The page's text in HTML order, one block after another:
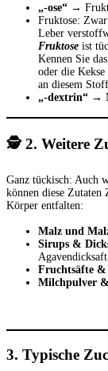
„-ose“ →
Fruktose:
Leber
Fruktose ist
Kennen Sie
oder die
an diesem Stoff.
„-dextrin“ →
🕵️ 2. Weitere
Ganz tückisch: Auch
können diese Zutaten
Körper entfalten:
Malz und
Sirups &
Fruchtsäfte
Milchpulver
3. Typische